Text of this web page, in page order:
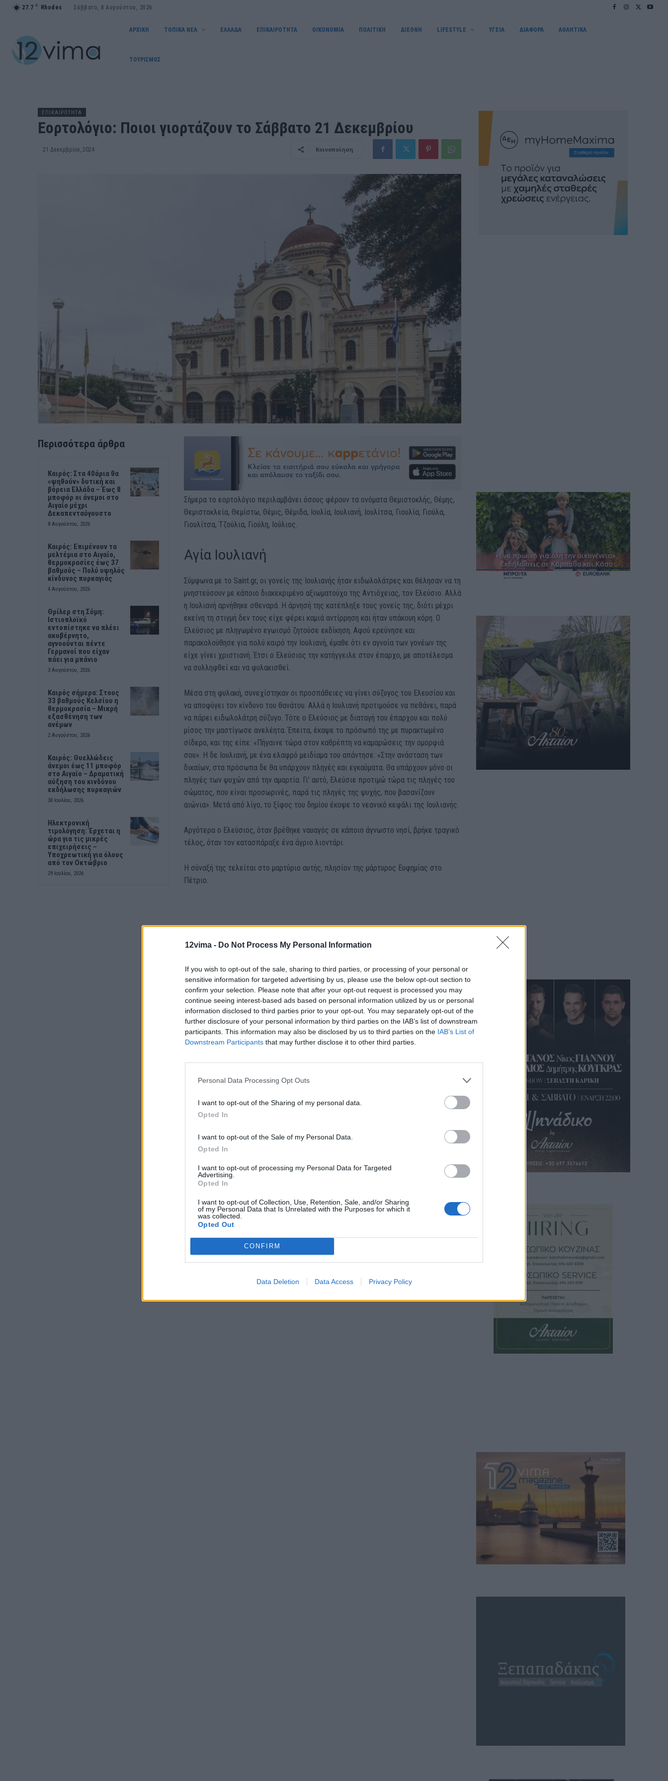
12vima - Do Not Process My Personal Information
If you wish to opt-out of the sale, sharing to third parties, or processing of your personal or
sensitive information for targeted advertising by us, please use the below opt-out section to
confirm your selection. Please note that after your opt-out request is processed you may
continue seeing interest-based ads based on personal information utilized by us or personal
information disclosed to third parties prior to your opt-out. You may separately opt-out of the
further disclosure of your personal information by third parties on the IAB’s list of downstream
participants. This information may also be disclosed by us to third parties on the IAB’s List of
Downstream Participants that may further disclose it to other third parties.
Personal Data Processing Opt Outs
I want to opt-out of the Sharing of my personal data.
Opted In
I want to opt-out of the Sale of my Personal Data.
Opted In
I want to opt-out of processing my Personal Data for Targeted
Advertising.
Opted In
I want to opt-out of Collection, Use, Retention, Sale, and/or Sharing
of my Personal Data that Is Unrelated with the Purposes for which it
was collected.
Opted Out
CONFIRM
Data Deletion Data Access Privacy Policy
27.7 C Rhodes Σάββατο, 8 Αυγούστου, 2026
ΑΡΧΙΚΗ ΤΟΠΙΚΑ ΝΕΑ ΕΛΛΑΔΑ ΕΠΙΚΑΙΡΟΤΗΤΑ OIKONOMIA ΠΟΛΙΤΙΚΗ ΔΙΕΘΝΗ LIFESTYLE ΥΓΕΙΑ ΔΙΑΦΟΡΑ ΑΘΛΗΤΙΚΑ
ΤΟΥΡΙΣΜΟΣ
ΕΠΙΚΑΙΡΟΤΗΤΑ
Εορτολόγιο: Ποιοι γιορτάζουν το Σάββατο 21 Δεκεμβρίου
21 Δεκεμβρίου, 2024 Κοινοποίηση
Περισσότερα άρθρα
Καιρός: Στα 40άρια θα
«ψηθούν» δυτική και
βόρεια Ελλάδα – Έως 8
μποφόρ οι άνεμοι στο
Αιγαίο μέχρι
Δεκαπενταύγουστο
8 Αυγούστου, 2026
Καιρός: Επιμένουν τα
μελτέμια στο Αιγαίο,
θερμοκρασίες έως 37
βαθμούς – Πολύ υψηλός
κίνδυνος πυρκαγιάς
4 Αυγούστου, 2026
Θρίλερ στη Σύμη:
Ιστιοπλοϊκό
εντοπίστηκε να πλέει
ακυβέρνητο,
αγνοούνται πέντε
Γερμανοί που είχαν
πάει για μπάνιο
3 Αυγούστου, 2026
Καιρός σήμερα: Στους
33 βαθμούς Κελσίου η
θερμοκρασία – Μικρή
εξασθένηση των
ανέμων
2 Αυγούστου, 2026
Καιρός: Θυελλώδεις
άνεμοι έως 11 μποφόρ
στο Αιγαίο – Δραματική
αύξηση του κινδύνου
εκδήλωσης πυρκαγιών
30 Ιουλίου, 2026
Ηλεκτρονική
τιμολόγηση: Έρχεται η
ώρα για τις μικρές
επιχειρήσεις –
Υποχρεωτική για όλους
από τον Οκτώβριο
29 Ιουλίου, 2026
Σήμερα το εορτολόγιο περιλαμβάνει όσους φέρουν τα ονόματα Θεμιστοκλής, Θέμης,
Θεμιστοκλεία, Θεμίστω, Θέμις, Θέμιδα, Ιουλία, Ιουλιανή, Ιουλίτσα, Γιουλία, Γιούλα,
Γιουλίτσα, Τζούλια, Γιούλη, Ιούλιος.
Αγία Ιουλιανή
Σύμφωνα με το Saint.gr, οι γονείς της Ιουλιανής ήταν ειδωλολάτρες και θέλησαν να τη
μνηστεύσουν με κάποιο διακεκριμένο αξιωματούχο της Αντιόχειας, τον Ελεύσιο. Αλλά
η Ιουλιανή αρνήθηκε σθεναρά. Η άρνησή της κατέπληξε τους γονείς της, διότι μέχρι
εκείνη τη στιγμή δεν τους είχε φέρει καμιά αντίρρηση και ήταν υπάκουη κόρη. Ο
Ελεύσιος με πληγωμένο εγωισμό ζητούσε εκδίκηση. Αφού ερεύνησε και
παρακολούθησε για πολύ καιρό την Ιουλιανή, έμαθε ότι εν αγνοία των γονέων της
είχε γίνει χριστιανή. Έτσι ο Ελεύσιος την κατήγγειλε στον έπαρχο, με αποτέλεσμα
να συλληφθεί και να φυλακισθεί.
Μέσα στη φυλακή, συνεχίστηκαν οι προσπάθειες να γίνει σύζυγος του Ελευσίου και
να αποφύγει τον κίνδυνο του θανάτου. Αλλά η Ιουλιανή προτιμούσε να πεθάνει, παρά
να πάρει ειδωλολάτρη σύζυγο. Τότε ο Ελεύσιος με διαταγή του έπαρχου και πολύ
μίσος την μαστίγωσε ανελέητα. Έπειτα, έκαψε το πρόσωπό της με πυρακτωμένο
σίδερο, και της είπε: «Πήγαινε τώρα στον καθρέπτη να καμαρώσεις την ομορφιά
σου». Η δε Ιουλιανή, με ένα ελαφρό μειδίαμα του απάντησε: «Στην ανάσταση των
δικαίων, στα πρόσωπα δε θα υπάρχουν πληγές και εγκαύματα. Θα υπάρχουν μόνο οι
πληγές των ψυχών από την αμαρτία. Γι’ αυτό, Ελεύσιε προτιμώ τώρα τις πληγές του
σώματος, που είναι προσωρινές, παρά τις πληγές της ψυχής, που βασανίζουν
αιώνια». Μετά από λίγο, το ξίφος του δημίου έκοψε το νεανικό κεφάλι της Ιουλιανής.
Αργότερα ο Ελεύσιος, όταν βρέθηκε ναυαγός σε κάποιο άγνωστο νησί, βρήκε τραγικό
τέλος, όταν τον κατασπάραξε ένα άγριο λιοντάρι.
Η σύναξή της τελείται στο μαρτύριο αυτής, πλησίον της μάρτυρος Ευφημίας στο
Πέτριο.
Κοινοποίηση
Προηγούμενο άρθρο